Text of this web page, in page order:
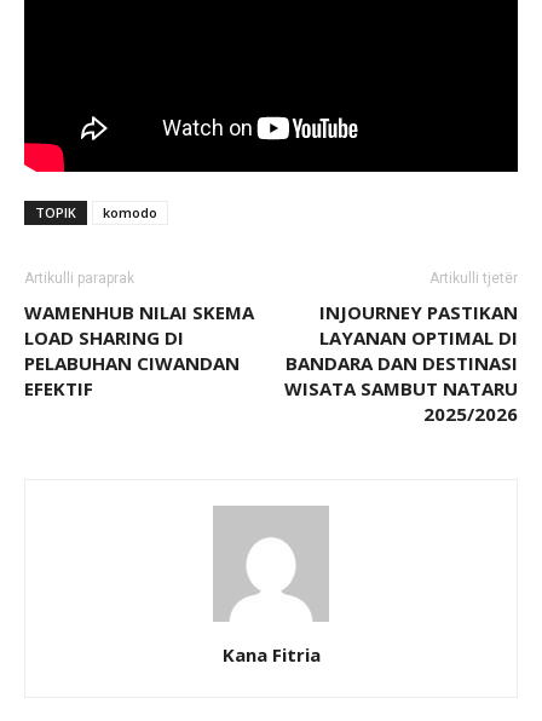
TOPIK komodo
Artikulli paraprak
WAMENHUB NILAI SKEMA
LOAD SHARING DI
PELABUHAN CIWANDAN
EFEKTIF
Artikulli tjetër
INJOURNEY PASTIKAN
LAYANAN OPTIMAL DI
BANDARA DAN DESTINASI
WISATA SAMBUT NATARU
2025/2026
Kana Fitria